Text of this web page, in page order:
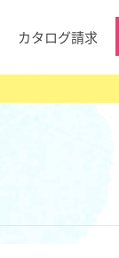
カタログ請求